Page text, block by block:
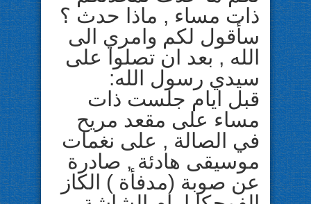
ذات مساء , ماذا حدث ؟
سأقول لكم وامري الى
الله , بعد ان تصلوا على
سيدي رسول الله:
قبل ايام جلست ذات
مساء على مقعد مريح
في الصالة , على نغمات
موسيقى هادئة , صادرة
عن صوبة (مدفأة ) الكاز